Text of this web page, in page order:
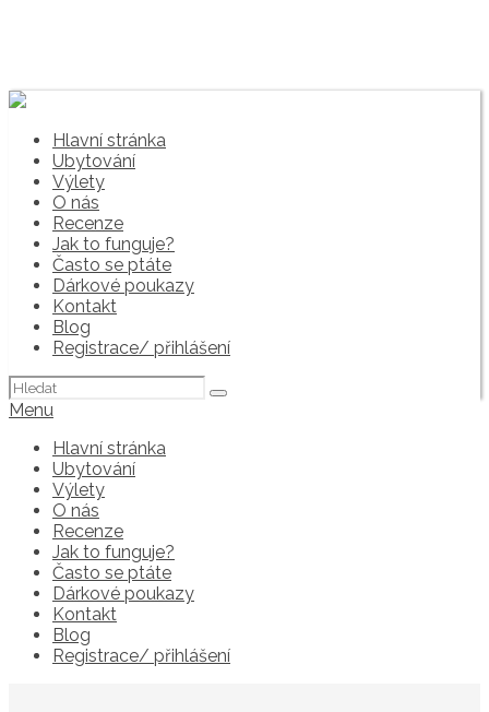
Hlavní stránka
Ubytování
Výlety
O nás
Recenze
Jak to funguje?
Často se ptáte
Dárkové poukazy
Kontakt
Blog
Registrace/ přihlášení
Hledat:
Menu
Hlavní stránka
Ubytování
Výlety
O nás
Recenze
Jak to funguje?
Často se ptáte
Dárkové poukazy
Kontakt
Blog
Registrace/ přihlášení